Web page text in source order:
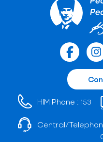
HIM Phone : 153
Central/